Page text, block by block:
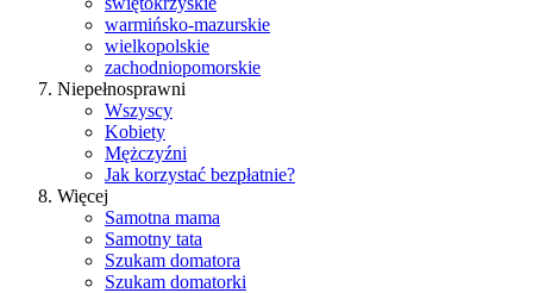
warmińsko-mazurskie
wielkopolskie
zachodniopomorskie
Niepełnosprawni
Wszyscy
Kobiety
Mężczyźni
Jak korzystać bezpłatnie?
Więcej
Samotna mama
Samotny tata
Szukam domatora
Szukam domatorki